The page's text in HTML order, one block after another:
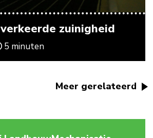
zuinigheid
5 minuten
Meer gerelateerd